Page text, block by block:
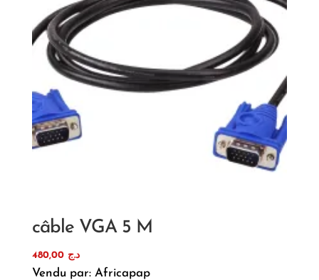
câble VGA 5 M
د.ج 480,00
Vendu par: Africapap